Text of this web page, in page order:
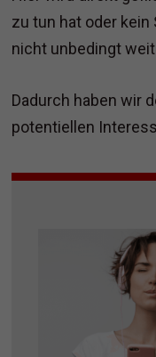
zu tun hat oder
nicht unbedingt
Dadurch haben wir
potentiellen